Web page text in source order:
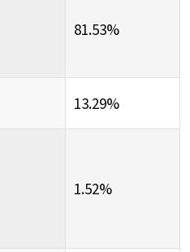
81.53%
13.29%
1.52%